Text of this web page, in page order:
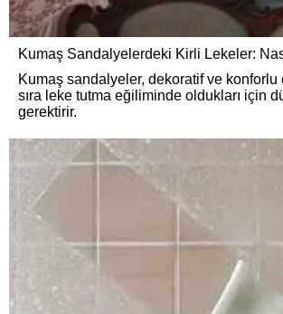
Kumaş Sandalyelerdeki Kirli Lekeler:
Kumaş sandalyeler, dekoratif ve konforlu
sıra leke tutma eğiliminde oldukları için
gerektirir.